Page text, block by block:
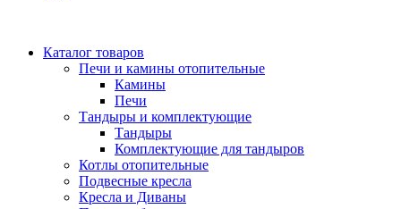
Каталог товаров
Печи и камины отопительные
Камины
Печи
Тандыры и комплектующие
Тандыры
Комплектующие для тандыров
Котлы отопительные
Подвесные кресла
Кресла и Диваны